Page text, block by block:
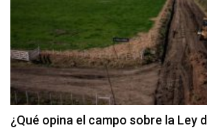
¿Qué opina el campo sobre la Ley